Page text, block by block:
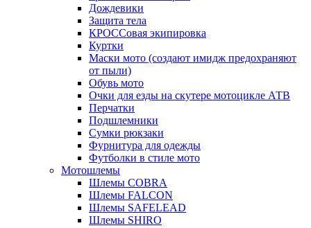
Дождевики
Защита тела
КРОССовая экипировка
Куртки
Маски мото (создают имидж предохраняют
от пыли)
Обувь мото
Очки для езды на скутере мотоцикле АТВ
Перчатки
Подшлемники
Сумки рюкзаки
Фурнитура для одежды
Футболки в стиле мото
Мотошлемы
Шлемы COBRA
Шлемы FALCON
Шлемы SAFELEAD
Шлемы SHIRO